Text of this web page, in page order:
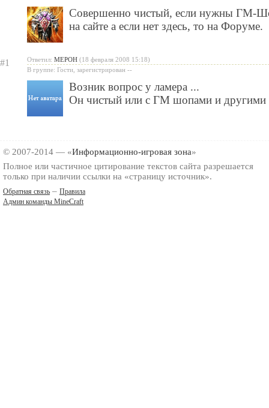
Совершенно чистый, если нужны ГМ-
на сайте а если нет здесь, то на Форуме.
#1 Ответил: MEPOH (18 февраля 2008 15:18)
В группе: Гости, зарегистрирован --
Возник вопрос у ламера ...
Он чистый или с ГМ шопами и другими
© 2007-2014 — «Информационно-игровая зона»
Полное или частичное цитирование текстов сайта разрешается
только при наличии ссылки на «страницу источник».
Обратная связь – Правила
Админ команды MineCraft